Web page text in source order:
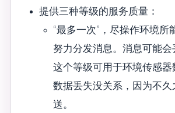
提供三种等级的服务质量：
“最多一次”，尽操作环境所
努力分发消息。消息可能会
这个等级可用于环境传感器
数据丢失没关系，因为不久
送。